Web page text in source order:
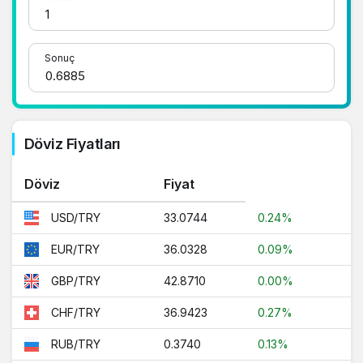
1 Dolar Kaç TL ?
1 Euro Kaç TL ?
1 Euro Kaç TL ?
1 RUB Kaç TL ?
Sonuç
Döviz Fiyatları
Döviz Fiyat
USD/TRY 33.0744 0.24%
EUR/TRY 36.0328 0.09%
GBP/TRY 42.8710 0.00%
CHF/TRY 36.9423 0.27%
RUB/TRY 0.3740 0.13%